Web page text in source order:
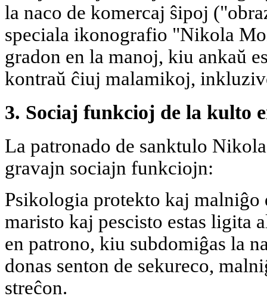
la naco de komercaj ŝipoj
speciala ikonografio "Nikola
gradon en la manoj, kiu ankaŭ
kontraŭ ĉiuj malamikoj,
3. Sociaj funkcioj de la kulto
La patronado de sanktulo
gravajn sociajn funkciojn:
Psikologia protekto kaj malniĝo
maristo kaj pescisto estas ligita
en patrono, kiu subdomiĝas la
donas senton de sekureco,
streĉon.